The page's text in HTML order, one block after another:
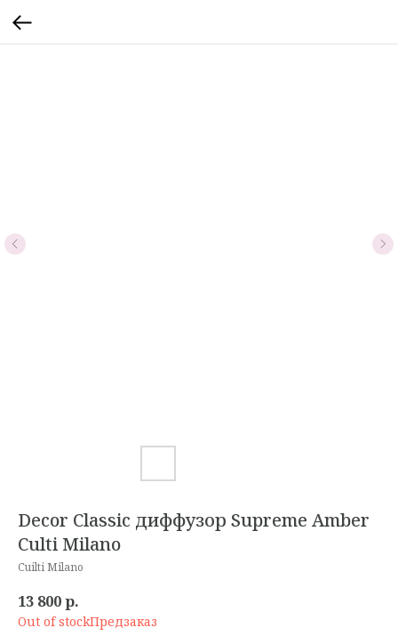
Decor Classic диффузор Supreme Amber
Culti Milano
Cuilti Milano
13 800р.
Out of stock